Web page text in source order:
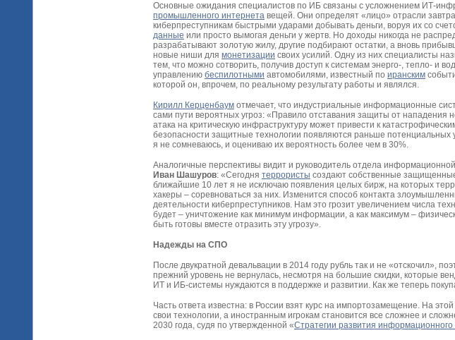
Основные ожидания специалистов по ИБ связаны с усложнением ИТ-
промышленного интернета вещей. Они определят «лицо» отрасли
киберпреступникам быстрыми ударами добывать деньги, воруя их со
данные или просто вымогая деньги у жертв. Но доходы никогда не
разрабатывают золотую жилу, другие подбирают остатки, а вновь
новые ниши для монетизации своих усилий. Одну из них специалисты
тем, что можно сотворить, получив доступ к системам энерго-, тепло- и
управлению беспилотными автомобилями, известный по иранским
которой он, впрочем, по реальному результату работы и являлся.
Кирилл Керценбаум отмечает, что индустриальные информационные
сами пути вероятных угроз: «Правило отставания защиты от нападения
атака на критическую инфраструктуру может привести к
безопасности защитные технологии появляются раньше потенциальных
я не сомневаюсь, и оцениваю их вероятность более чем в 30%.
Аналогичные перспективы видит и руководитель отдела
Иван Шашуров: «Сегодня террористы создают собственные
ближайшие 10 лет я не исключаю появления целых бирж, на которых
хакеры – соревноваться за них. Изменится способ контакта
деятельности киберпреступников. Нам это грозит увеличением числа
будет – уничтожение как минимум информации, а как максимум –
быть готовы вместе отразить эту угрозу».
Надежды на СПО
После двукратной девальвации в 2014 году рубль так и не «отскочил»,
прежний уровень не вернулась, несмотря на большие скидки, которые
ИТ и ИБ-системы нуждаются в поддержке и развитии. Как же теперь
Часть ответа известна: в России взят курс на импортозамещение. На
свои технологии, а иностранным игрокам становится все сложнее и
2030 года, судя по утвержденной «Стратегии развития